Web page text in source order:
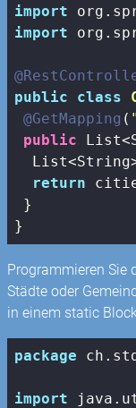
import
import
public
class
@GetMapping (
public
return
}
}
Programmieren Sie
Städte oder
in einem static
package
import